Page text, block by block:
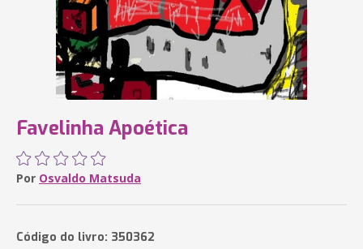
Favelinha Apoética
Por Osvaldo Matsuda
Código do livro: 350362